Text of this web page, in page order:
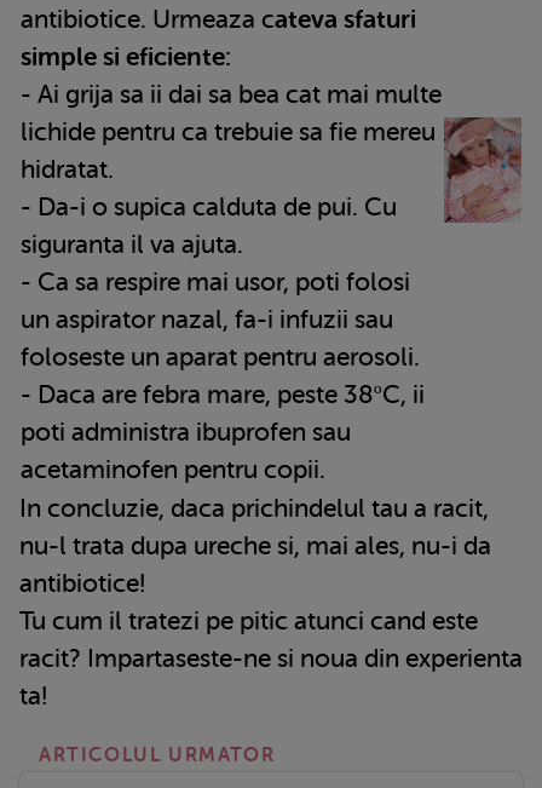
antibiotice. Urmeaza cateva sfaturi
simple si eficiente:
- Ai grija sa ii dai sa bea cat mai multe
lichide pentru ca trebuie sa fie mereu
hidratat.
- Da-i o supica calduta de pui. Cu
siguranta il va ajuta.
- Ca sa respire mai usor, poti folosi
un aspirator nazal, fa-i infuzii sau
foloseste un aparat pentru aerosoli.
- Daca are febra mare, peste 38ºC, ii
poti administra ibuprofen sau
acetaminofen pentru copii.
In concluzie, daca prichindelul tau a racit,
nu-l trata dupa ureche si, mai ales, nu-i da
antibiotice!
Tu cum il tratezi pe pitic atunci cand este
racit? Impartaseste-ne si noua din experienta
ta!
ARTICOLUL URMATOR